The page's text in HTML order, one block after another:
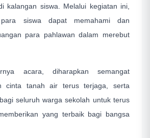
kalangan siswa. Melalui kegiatan ini,
siswa dapat memahami dan
para pahlawan dalam merebut
acara, diharapkan semangat
cinta tanah air terus terjaga, serta
seluruh warga sekolah untuk terus
yang terbaik bagi bangsa